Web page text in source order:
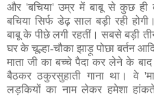
और 'बचिया' उम्र में बाबू से कुछ ही
बचिया सिर्फ डेढ़ साल बड़ी रही
बाबू के पीछे लगी रहतीं। सबसे बड़ी
घर के चूल्हा-चौका झाड़ू पोछा बर्तन
माता जी का बच्चे पैदा कर लेने के
बैठकर ठकुरसुहाती गाना था। वे
लड़कियों का नाम लेकर हमेशा